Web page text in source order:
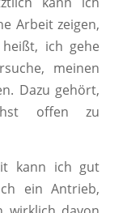
Arbeit zeigen,
ich gehe
meinen
Dazu gehört,
offen zu
kann ich gut
ein Antrieb,